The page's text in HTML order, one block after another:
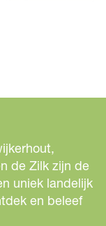
de Zilk zijn de
uniek landelijk
en beleef